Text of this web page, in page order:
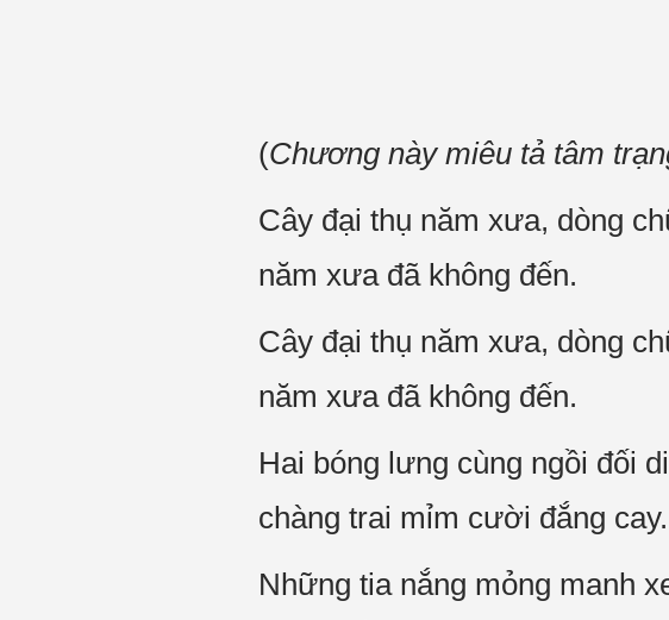
(Chương này miêu tả tâm
Cây đại thụ năm xưa, dòng
năm xưa đã không đến.
Cây đại thụ năm xưa, dòng
năm xưa đã không đến.
Hai bóng lưng cùng ngồi đối
chàng trai mỉm cười đắng cay.
Những tia nắng mỏng manh